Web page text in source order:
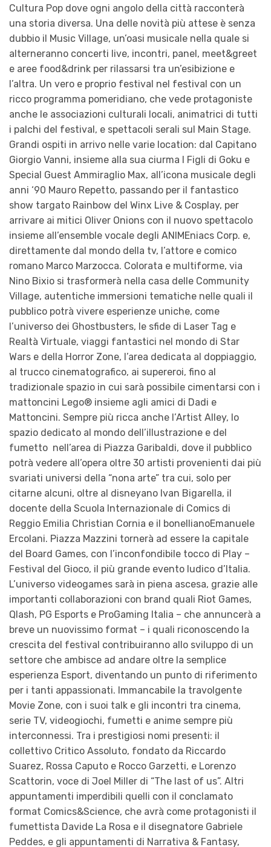
Cultura Pop dove ogni angolo della città racconterà
una storia diversa. Una delle novità più attese è senza
dubbio il Music Village, un’oasi musicale nella quale si
alterneranno concerti live, incontri, panel, meet&greet
e aree food&drink per rilassarsi tra un’esibizione e
l’altra. Un vero e proprio festival nel festival con un
ricco programma pomeridiano, che vede protagoniste
anche le associazioni culturali locali, animatrici di tutti
i palchi del festival, e spettacoli serali sul Main Stage.
Grandi ospiti in arrivo nelle varie location: dal Capitano
Giorgio Vanni, insieme alla sua ciurma I Figli di Goku e
Special Guest Ammiraglio Max, all’icona musicale degli
anni ‘90 Mauro Repetto, passando per il fantastico
show targato Rainbow del Winx Live & Cosplay, per
arrivare ai mitici Oliver Onions con il nuovo spettacolo
insieme all’ensemble vocale degli ANIMEniacs Corp. e,
direttamente dal mondo della tv, l’attore e comico
romano Marco Marzocca. Colorata e multiforme, via
Nino Bixio si trasformerà nella casa delle Community
Village, autentiche immersioni tematiche nelle quali il
pubblico potrà vivere esperienze uniche, come
l’universo dei Ghostbusters, le sfide di Laser Tag e
Realtà Virtuale, viaggi fantastici nel mondo di Star
Wars e della Horror Zone, l’area dedicata al doppiaggio,
al trucco cinematografico, ai supereroi, fino al
tradizionale spazio in cui sarà possibile cimentarsi con i
mattoncini Lego® insieme agli amici di Dadi e
Mattoncini. Sempre più ricca anche l’Artist Alley, lo
spazio dedicato al mondo dell’illustrazione e del
fumetto nell’area di Piazza Garibaldi, dove il pubblico
potrà vedere all’opera oltre 30 artisti provenienti dai più
svariati universi della “nona arte” tra cui, solo per
citarne alcuni, oltre al disneyano Ivan Bigarella, il
docente della Scuola Internazionale di Comics di
Reggio Emilia Christian Cornia e il bonellianoEmanuele
Ercolani. Piazza Mazzini tornerà ad essere la capitale
del Board Games, con l’inconfondibile tocco di Play –
Festival del Gioco, il più grande evento ludico d’Italia.
L’universo videogames sarà in piena ascesa, grazie alle
importanti collaborazioni con brand quali Riot Games,
Qlash, PG Esports e ProGaming Italia – che annuncerà a
breve un nuovissimo format – i quali riconoscendo la
crescita del festival contribuiranno allo sviluppo di un
settore che ambisce ad andare oltre la semplice
esperienza Esport, diventando un punto di riferimento
per i tanti appassionati. Immancabile la travolgente
Movie Zone, con i suoi talk e gli incontri tra cinema,
serie TV, videogiochi, fumetti e anime sempre più
interconnessi. Tra i prestigiosi nomi presenti: il
collettivo Critico Assoluto, fondato da Riccardo
Suarez, Rossa Caputo e Rocco Garzetti, e Lorenzo
Scattorin, voce di Joel Miller di “The last of us”. Altri
appuntamenti imperdibili quelli con il conclamato
format Comics&Science, che avrà come protagonisti il
fumettista Davide La Rosa e il disegnatore Gabriele
Peddes, e gli appuntamenti di Narrativa & Fantasy,